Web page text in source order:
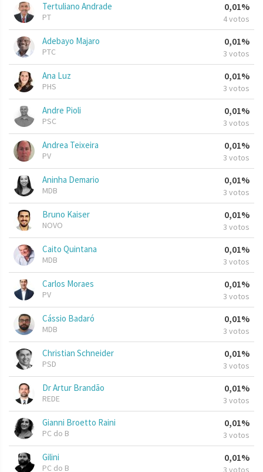
Tertuliano Andrade
PT
0,01%
4 votos
Adebayo Majaro
PTC
0,01%
3 votos
Ana Luz
PHS
0,01%
3 votos
Andre Pioli
PSC
0,01%
3 votos
Andrea Teixeira
PV
0,01%
3 votos
Aninha Demario
MDB
0,01%
3 votos
Bruno Kaiser
NOVO
0,01%
3 votos
Caito Quintana
MDB
0,01%
3 votos
Carlos Moraes
PV
0,01%
3 votos
Cássio Badaró
MDB
0,01%
3 votos
Christian Schneider
PSD
0,01%
3 votos
Dr Artur Brandão
REDE
0,01%
3 votos
Gianni Broetto Raini
PC do B
0,01%
3 votos
Gilini
PC do B
0,01%
3 votos